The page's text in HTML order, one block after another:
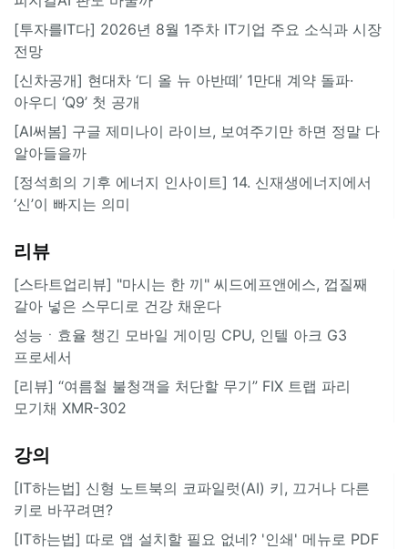
[투자를IT다] 2026년 8월 1주차 IT기업 주요 소식과 시장
전망
[신차공개] 현대차 ‘디 올 뉴 아반떼’ 1만대 계약 돌파·
아우디 ‘Q9’ 첫 공개
[AI써봄] 구글 제미나이 라이브, 보여주기만 하면 정말 다
알아들을까
[정석희의 기후 에너지 인사이트] 14. 신재생에너지에서
‘신’이 빠지는 의미
리뷰
[스타트업리뷰] "마시는 한 끼" 씨드에프앤에스, 껍질째
갈아 넣은 스무디로 건강 채운다
성능ㆍ효율 챙긴 모바일 게이밍 CPU, 인텔 아크 G3
프로세서
[리뷰] “여름철 불청객을 처단할 무기” FIX 트랩 파리
모기채 XMR-302
강의
[IT하는법] 신형 노트북의 코파일럿(AI) 키, 끄거나 다른
키로 바꾸려면?
[IT하는법] 따로 앱 설치할 필요 없네? '인쇄' 메뉴로 PDF